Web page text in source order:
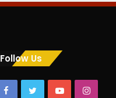
Follow Us
FacebookTwitterYouTube